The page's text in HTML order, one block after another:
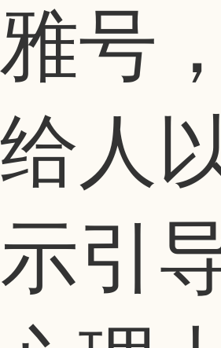
雅号
给人
示引